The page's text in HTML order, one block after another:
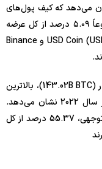
می‌دهد که کیف پول‌های
حاوی حداقل ۵ میلیون دلار ارز دیجیتال مجموعاً ۵.۰۹ درصد از کل عرضه
استیبل‌کوین‌های پیشرو مانند تتر (USDT)، USD Coin (USDC) و Binance
این انباشت قابل توجه، بیش از 143 میلیارد دلار (143.02B BTC)، بالاترین
ارزش بازار ترکیبی برای این استیبل کوین‌ها را از سال 2022 نشان می‌دهد.
جالب اینجاست که نهنگ‌ها اکنون بخش قابل توجهی، 55.37 درصد از کل